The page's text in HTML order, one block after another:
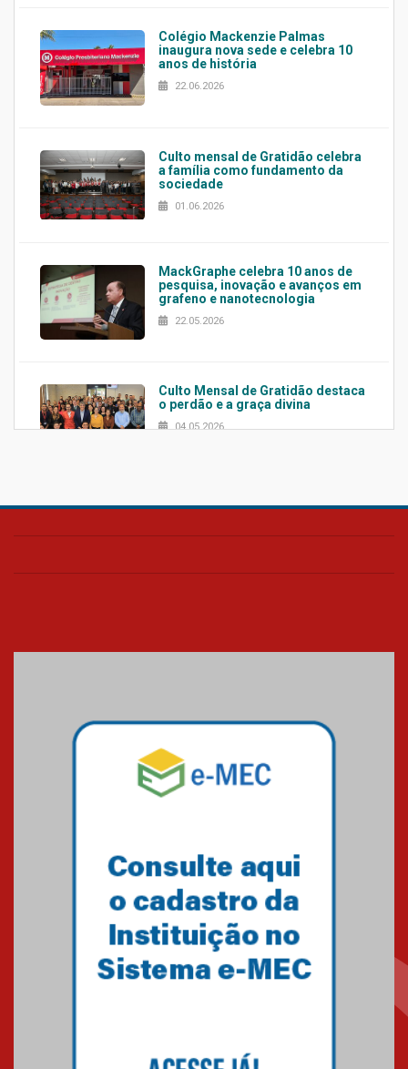
Colégio Mackenzie Palmas
inaugura nova sede e celebra 10
anos de história
22.06.2026
Culto mensal de Gratidão celebra
a família como fundamento da
sociedade
01.06.2026
MackGraphe celebra 10 anos de
pesquisa, inovação e avanços em
grafeno e nanotecnologia
22.05.2026
Culto Mensal de Gratidão destaca
o perdão e a graça divina
04.05.2026
Confira como foi o culto mensal
Mackenzie mobiliza campanha
solidária para apoiar famílias em
Minas Gerais
Primeiro culto do ano ressalta o
27.02.2026